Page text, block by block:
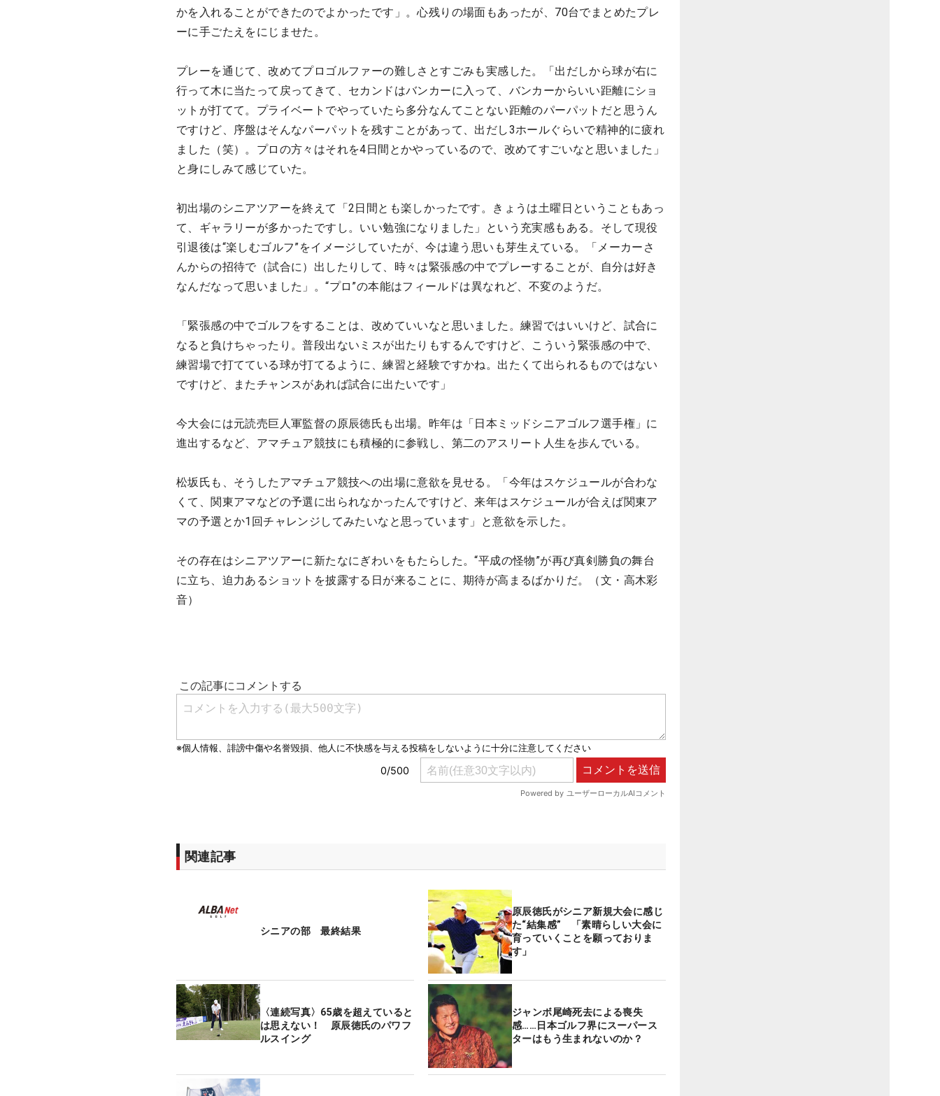
かを入れることができたのでよかったです」。心残りの場面もあったが、70台でまとめたプレ
ーに手ごたえをにじませた。
プレーを通じて、改めてプロゴルファーの難しさとすごみも実感した。「出だしから球が右に
行って木に当たって戻ってきて、セカンドはバンカーに入って、バンカーからいい距離にショ
ットが打てて。プライベートでやっていたら多分なんてことない距離のパーパットだと思うん
ですけど、序盤はそんなパーパットを残すことがあって、出だし3ホールぐらいで精神的に疲れ
ました（笑）。プロの方々はそれを4日間とかやっているので、改めてすごいなと思いました」
と身にしみて感じていた。
初出場のシニアツアーを終えて「2日間とも楽しかったです。きょうは土曜日ということもあっ
て、ギャラリーが多かったですし。いい勉強になりました」という充実感もある。そして現役
引退後は“楽しむゴルフ”をイメージしていたが、今は違う思いも芽生えている。「メーカーさ
んからの招待で（試合に）出したりして、時々は緊張感の中でプレーすることが、自分は好き
なんだなって思いました」。“プロ”の本能はフィールドは異なれど、不変のようだ。
「緊張感の中でゴルフをすることは、改めていいなと思いました。練習ではいいけど、試合に
なると負けちゃったり。普段出ないミスが出たりもするんですけど、こういう緊張感の中で、
練習場で打てている球が打てるように、練習と経験ですかね。出たくて出られるものではない
ですけど、またチャンスがあれば試合に出たいです」
今大会には元読売巨人軍監督の原辰徳氏も出場。昨年は「日本ミッドシニアゴルフ選手権」に
進出するなど、アマチュア競技にも積極的に参戦し、第二のアスリート人生を歩んでいる。
松坂氏も、そうしたアマチュア競技への出場に意欲を見せる。「今年はスケジュールが合わな
くて、関東アマなどの予選に出られなかったんですけど、来年はスケジュールが合えば関東ア
マの予選とか1回チャレンジしてみたいなと思っています」と意欲を示した。
その存在はシニアツアーに新たなにぎわいをもたらした。“平成の怪物”が再び真剣勝負の舞台
に立ち、迫力あるショットを披露する日が来ることに、期待が高まるばかりだ。（文・高木彩
音）
関連記事
シニアの部 最終結果
原辰徳氏がシニア新規大会に感じ
た“結集感” 「素晴らしい大会に
育っていくことを願っておりま
す」
〈連続写真〉65歳を超えていると
は思えない！ 原辰徳氏のパワフ
ルスイング
ジャンボ尾崎死去による喪失
感……日本ゴルフ界にスーパース
ターはもう生まれないのか？